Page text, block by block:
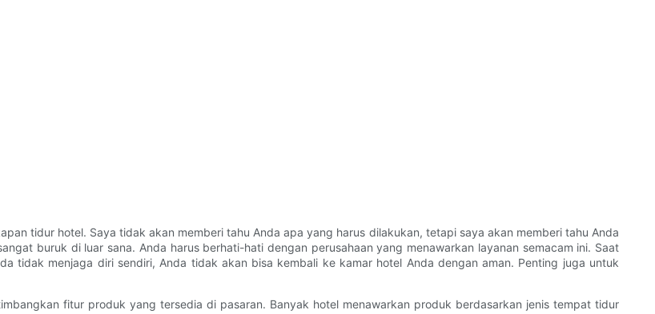
tidur hotel. Saya tidak akan memberi tahu Anda apa yang harus dilakukan, tetapi saya akan memberi tahu Anda
buruk di luar sana. Anda harus berhati-hati dengan perusahaan yang menawarkan layanan semacam ini. Saat
tidak menjaga diri sendiri, Anda tidak akan bisa kembali ke kamar hotel Anda dengan aman. Penting juga untuk
fitur produk yang tersedia di pasaran. Banyak hotel menawarkan produk berdasarkan jenis tempat tidur